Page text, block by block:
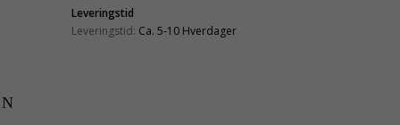
Leveringstid
Leveringstid: Ca. 5-10 Hverdager